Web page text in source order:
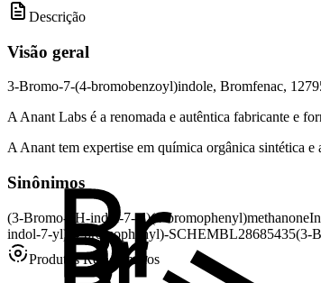
Descrição
Visão geral
3-Bromo-7-(4-bromobenzoyl)indole, Bromfenac,
A Anant Labs é a renomada e autêntica fabricante e
A Anant tem expertise em química orgânica sintética e
Sinônimos
(3-Bromo-1H-indol-7-yl)(4-bromophenyl)methanone
indol-7-yl)(4-bromophenyl)-SCHEMBL28685435(3-
Produtos Relacionados